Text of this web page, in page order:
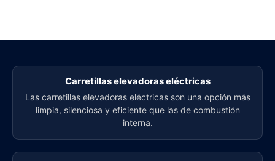
Carretillas elevadoras eléctricas
Las carretillas elevadoras eléctricas son una opción más
limpia, silenciosa y eficiente que las de combustión
interna.